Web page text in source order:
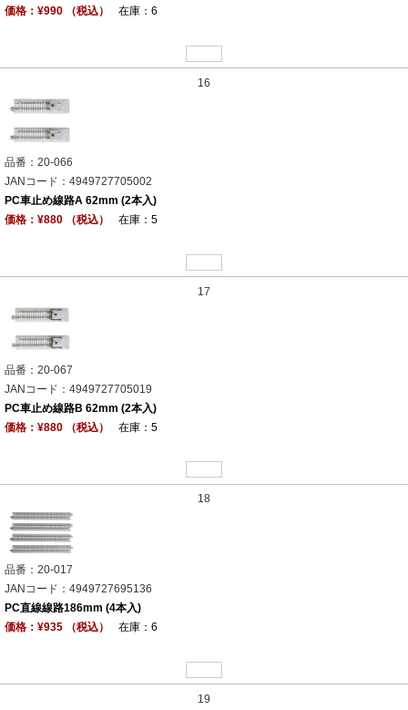
価格：¥990 （税込） 在庫：6
16
品番：20-066
JANコード：4949727705002
PC車止め線路A 62mm (2本入)
価格：¥880 （税込）
在庫：5
17
品番：20-067
JANコード：4949727705019
PC車止め線路B 62mm (2本入)
価格：¥880 （税込）
在庫：5
18
品番：20-017
JANコード：4949727695136
PC直線線路186mm (4本入)
価格：¥935 （税込）
在庫：6
19